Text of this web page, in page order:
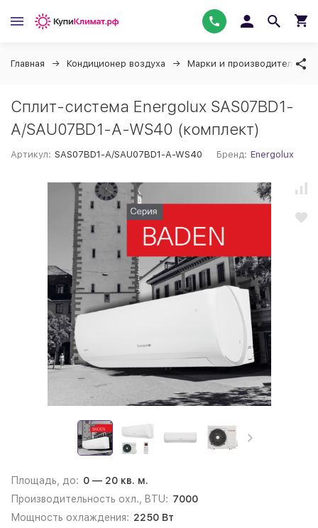
Главная Кондиционер воздуха Марки и производители
Сплит-система Energolux SAS07BD1-
A/SAU07BD1-A-WS40 (комплект)
Артикул: SAS07BD1-A/SAU07BD1-A-WS40 Бренд: Energolux
Площадь, до: 0 — 20 кв. м.
Производительность охл., BTU: 7000
Мощность охлаждения: 2250 Вт